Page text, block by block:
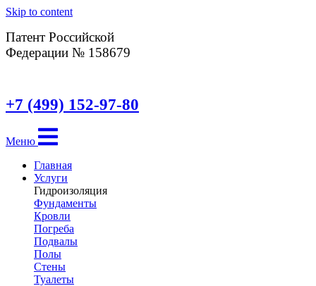
Skip to content
Патент Российской
Федерации № 158679
+7 (499) 152-97-80
Меню
Главная
Услуги
Гидроизоляция
Фундаменты
Кровли
Погреба
Подвалы
Полы
Стены
Туалеты